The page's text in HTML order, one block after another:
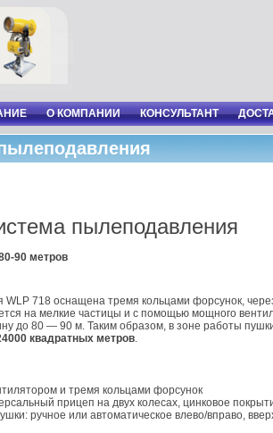
О КОМПАНИИ КОНСУЛЬТАНТ
пылеподавления
90 метров
718 оснащена тремя кольцами форсунок,
на мелкие частицы и с помощью мощного
до 80 — 90 м. Таким образом, в зоне работы
квадратных метров.
и тремя кольцами форсунок
прицеп на двух колесах, цинковое
ручное или автоматическое влево/вправо,